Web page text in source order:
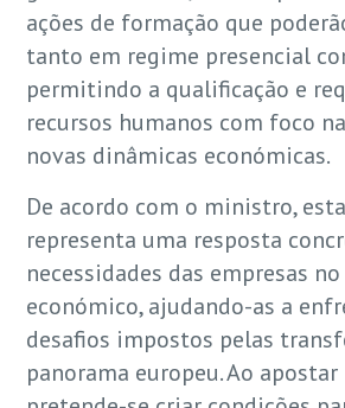
ações de formação que
tanto em regime presencial
permitindo a qualificação e
recursos humanos com foco
novas dinâmicas económicas.
De acordo com o ministro,
representa uma resposta
necessidades das empresas
económico, ajudando-as a
desafios impostos pelas
panorama europeu. Ao